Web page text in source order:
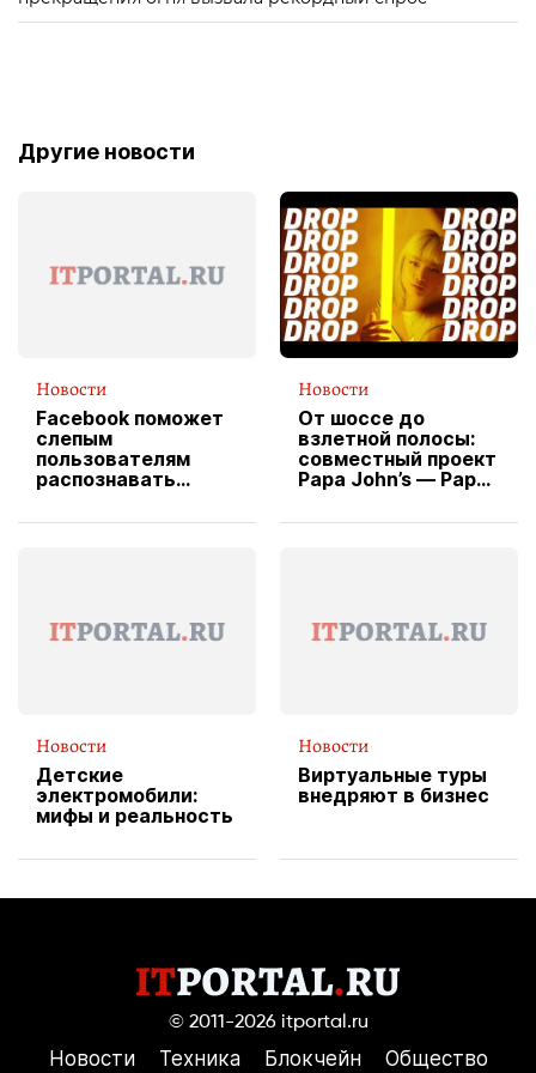
Другие новости
Новости
Facebook поможет
слепым
пользователям
распознавать
Новости
От шоссе до
взлетной полосы:
совместный проект
Papa John’s — Papa
вводит
Новости
Детские
электромобили:
мифы и реальность
Новости
Виртуальные туры
внедряют в бизнес
© 2011-2026 itportal.ru
Новости Техника Блокчейн Общество